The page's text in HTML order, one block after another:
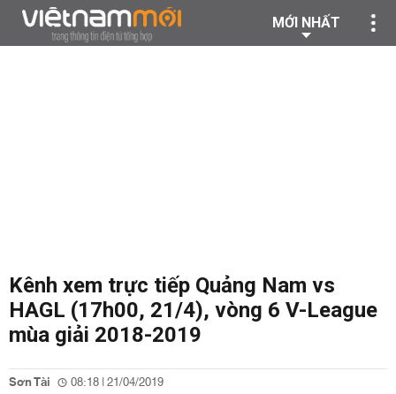
MỚI NHẤT
Kênh xem trực tiếp Quảng Nam vs
HAGL (17h00, 21/4), vòng 6 V-League
mùa giải 2018-2019
Sơn Tài 08:18 | 21/04/2019